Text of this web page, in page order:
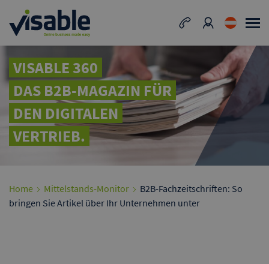
VISABLE 360
DAS B2B-MAGAZIN FÜR
DEN DIGITALEN
VERTRIEB.
Home Mittelstands-Monitor
B2B-Fachzeitschriften: So
bringen Sie Artikel über Ihr Unternehmen unter